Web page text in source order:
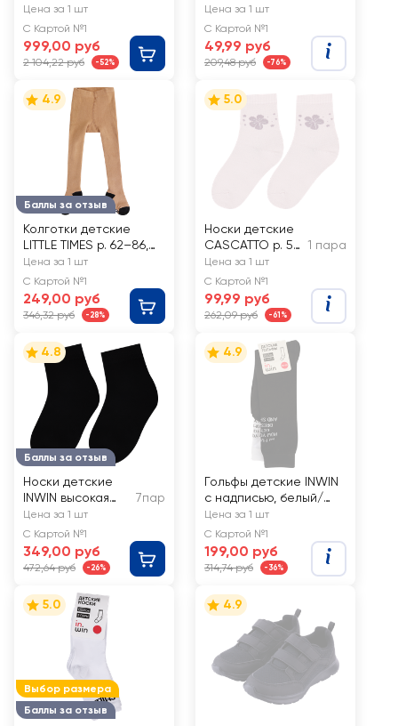
J6
Цена за 1 шт
С Картой №1
999,00 руб
2 104,22 руб -52%
дизайном котик, Арт.
КLTРКот
Цена за 1 шт
С Картой №1
49,99 руб
209,48 руб -76%
Баллы за отзыв
4.9
Колготки детские
LITTLE TIMES р. 62–86,
махровые с дизайном
панда, Арт. КLTРПан
Цена за 1 шт
С Картой №1
249,00 руб
346,32 руб -28%
5.0
Носки детские
CASCATTO р. 5–
7, 7–9, 10–12,
разноцветные,
Арт. CTB31F
1 пара
Цена за 1 шт
С Картой №1
99,99 руб
262,09 руб -61%
Баллы за отзыв
4.8
Носки детские
INWIN высокая
посадка, черные,
Арт. НI7чер
7пар
Цена за 1 шт
С Картой №1
349,00 руб
472,64 руб -26%
4.9
Гольфы детские INWIN
с надписью, белый/
черный, Арт. СП1623,
2пары
Цена за 1 шт
С Картой №1
199,00 руб
314,74 руб -36%
Выбор размера
Баллы за отзыв
5.0 4.9